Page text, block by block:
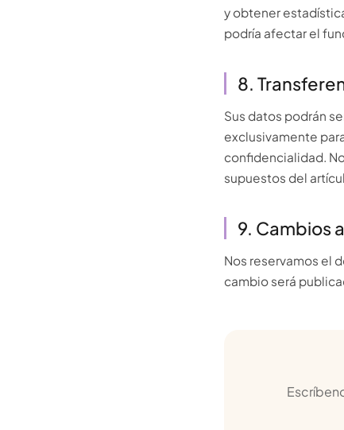
y obtener
podría afectar el
8.
Sus datos podrán
exclusivamente
confidencialidad.
supuestos del
9. Cambios
Nos reservamos el
cambio será